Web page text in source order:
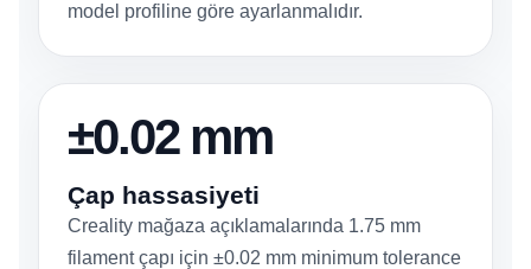
model profiline göre ayarlanmalıdır.
±0.02 mm
Çap hassasiyeti
Creality mağaza açıklamalarında 1.75 mm
filament çapı için ±0.02 mm minimum tolerance